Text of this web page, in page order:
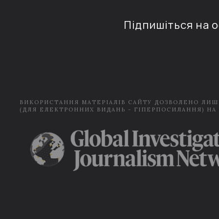
Підпишіться на
ВИКОРИСТАННЯ МАТЕРІАЛІВ САЙТУ ДОЗВОЛЕНО
(ДЛЯ ЕЛЕКТРОННИХ ВИДАНЬ - ГІПЕРПОСИЛАННЯ) НА